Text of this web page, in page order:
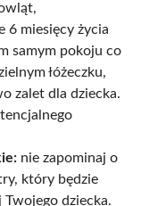
6 miesięcy życia
samym pokoju co
łóżeczku,
zalet dla dziecka.
nie zapominaj o
który będzie
dziecka.